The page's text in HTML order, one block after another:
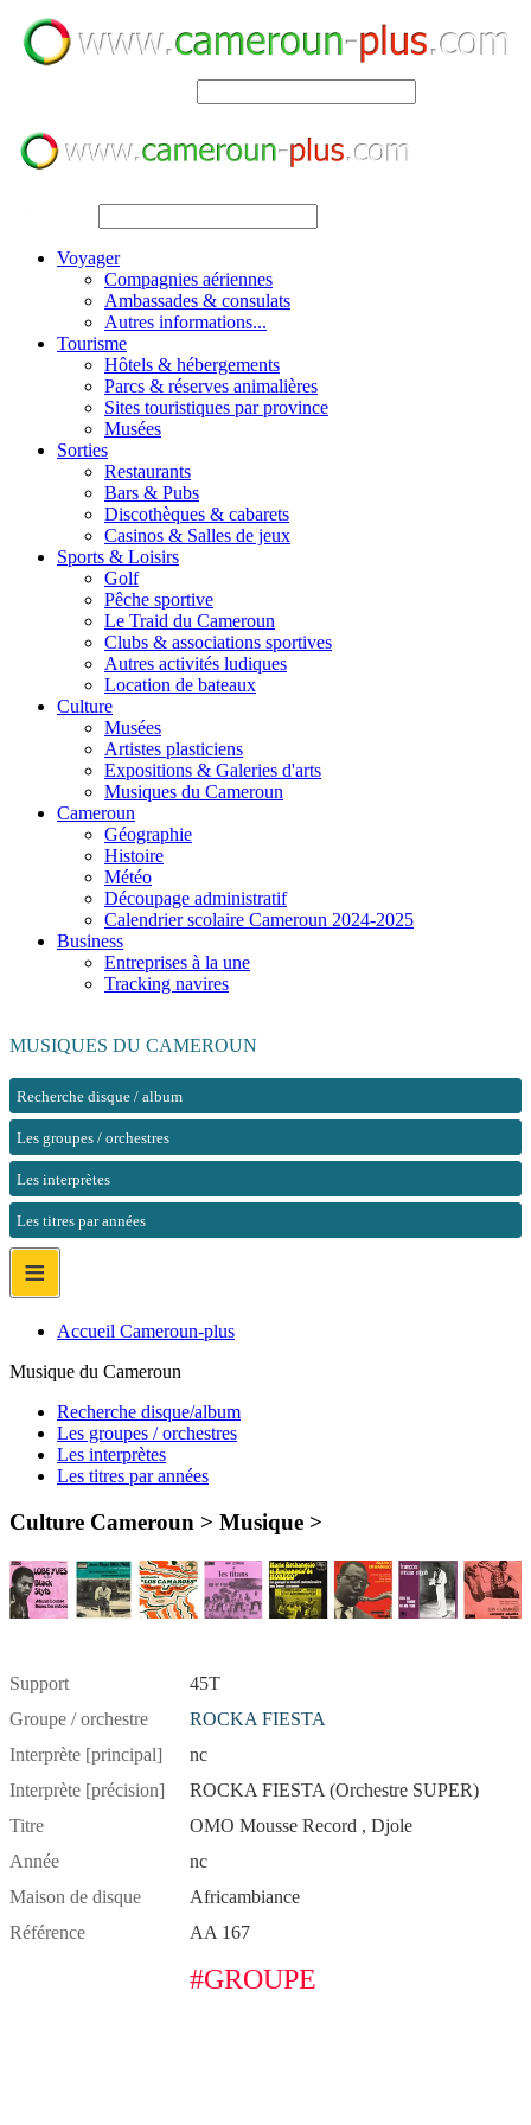
Voyager
Compagnies aériennes
Ambassades & consulats
Autres informations...
Tourisme
Hôtels & hébergements
Parcs & réserves animalières
Sites touristiques par province
Musées
Sorties
Restaurants
Bars & Pubs
Discothèques & cabarets
Casinos & Salles de jeux
Sports & Loisirs
Golf
Pêche sportive
Le Traid du Cameroun
Clubs & associations sportives
Autres activités ludiques
Location de bateaux
Culture
Musées
Artistes plasticiens
Expositions & Galeries d'arts
Musiques du Cameroun
Cameroun
Géographie
Histoire
Météo
Découpage administratif
Calendrier scolaire Cameroun 2024-2025
Business
Entreprises à la une
Tracking navires
MUSIQUES DU CAMEROUN
Recherche disque / album
Les groupes / orchestres
Les interprètes
Les titres par années
≡
Accueil Cameroun-plus
Musique du Cameroun
Recherche disque/album
Les groupes / orchestres
Les interprètes
Les titres par années
Culture Cameroun > Musique >
Support
45T
Groupe / orchestre
ROCKA FIESTA
Interprète [principal]
nc
Interprète [précision]
ROCKA FIESTA (Orchestre SUPER)
Titre
OMO Mousse Record , Djole
Année
nc
Maison de disque
Africambiance
Référence
AA 167
#GROUPE